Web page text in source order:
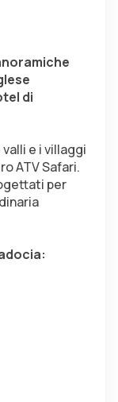
di
e i villaggi
ATV Safari.
per